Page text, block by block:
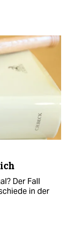
Der Fall
in der